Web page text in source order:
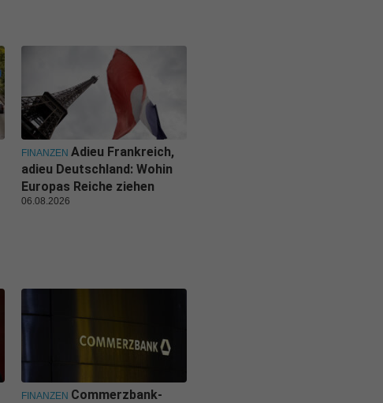
FINANZEN Adieu Frankreich,
adieu Deutschland: Wohin
Europas Reiche ziehen
06.08.2026
FINANZEN Commerzbank-